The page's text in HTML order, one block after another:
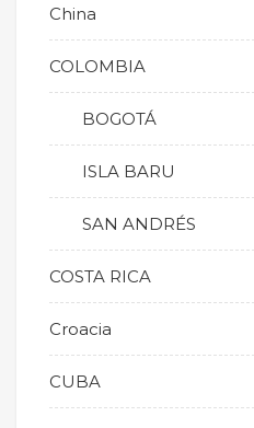
China
COLOMBIA
BOGOTÁ
ISLA BARU
SAN ANDRÉS
COSTA RICA
Croacia
CUBA